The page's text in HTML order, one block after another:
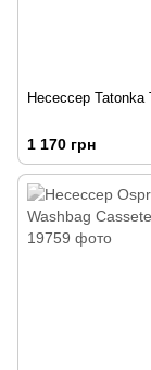
Несессер Tatonka
1 170 грн